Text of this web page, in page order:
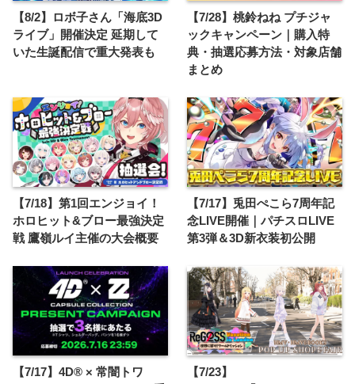
【8/2】ロボ子さん「海底3D
ライブ」開催決定 延期して
いた生誕配信で重大発表も
【7/28】桃鈴ねね プチジャ
ックキャンペーン｜購入特
典・抽選応募方法・対象店舗
まとめ
【7/18】第1回エンジョイ！
ホロヒット&ブロー最強決定
戦 鷹嶺ルイ主催の大会概要
【7/17】兎田ぺこら7周年記
念LIVE開催｜パチスロLIVE
第3弾＆3D新衣装初公開
【7/17】4D® × 常闇トワ
【7/23】